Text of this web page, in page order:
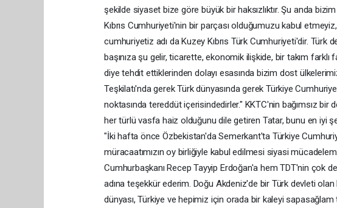
şekilde siyaset bize göre büyük bir haksızlıktır. Şu anda
Kıbrıs Cumhuriyeti'nin bir parçası olduğumuzu kabul
cumhuriyetiz adı da Kuzey Kıbrıs Türk Cumhuriyeti'dir. Türk
başınıza şu gelir, ticarette, ekonomik ilişkide, bir takım farklı
diye tehdit ettiklerinden dolayı esasında bizim dost
Teşkilatı'nda gerek Türk dünyasında gerek Türkiye
noktasında tereddüt içerisindedirler." KKTC'nin bağımsız
her türlü vasfa haiz olduğunu dile getiren Tatar, bunu en iyi
"İki hafta önce Özbekistan'da Semerkant'ta Türkiye
müracaatımızın oy birliğiyle kabul edilmesi siyasi
Cumhurbaşkanı Recep Tayyip Erdoğan'a hem TDT'nin çok
adına teşekkür ederim. Doğu Akdeniz'de bir Türk devleti olan
dünyası, Türkiye ve hepimiz için orada bir kaleyi sapasağlam